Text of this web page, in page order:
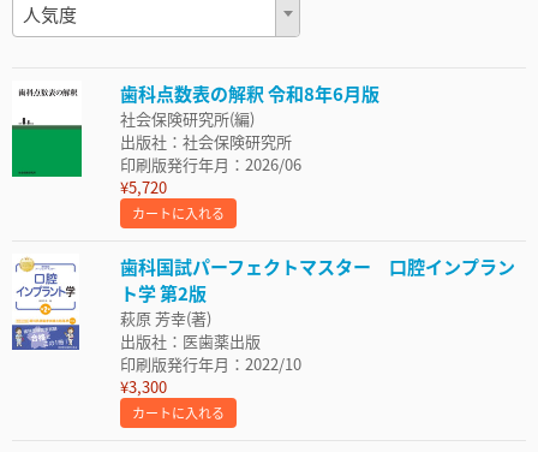
人気度
歯科点数表の解釈 令和8年6月版
社会保険研究所(編)
出版社：社会保険研究所
印刷版発行年月：2026/06
¥5,720
カートに入れる
歯科国試パーフェクトマスター 口腔インプラン
ト学 第2版
萩原 芳幸(著)
出版社：医歯薬出版
印刷版発行年月：2022/10
¥3,300
カートに入れる